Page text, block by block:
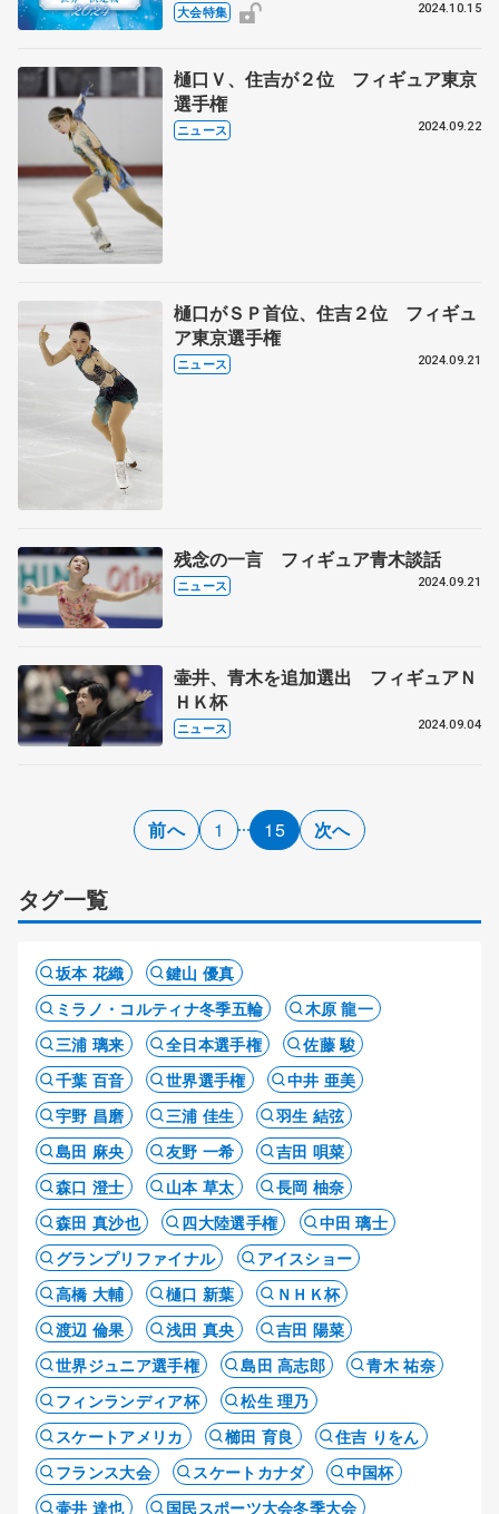
大会特集 2024.10.15
樋口Ｖ、住吉が２位 フィギュア東京
選手権
ニュース 2024.09.22
樋口がＳＰ首位、住吉２位 フィギュ
ア東京選手権
ニュース 2024.09.21
残念の一言 フィギュア青木談話
ニュース 2024.09.21
壷井、青木を追加選出 フィギュアＮ
ＨＫ杯
ニュース 2024.09.04
前へ 1 15 次へ
タグ一覧
坂本 花織
鍵山 優真
ミラノ・コルティナ冬季五輪
木原 龍一
三浦 璃来
全日本選手権
佐藤 駿
千葉 百音
世界選手権
中井 亜美
宇野 昌磨
三浦 佳生
羽生 結弦
島田 麻央
友野 一希
吉田 唄菜
森口 澄士
山本 草太
長岡 柚奈
森田 真沙也
四大陸選手権
中田 璃士
グランプリファイナル
アイスショー
高橋 大輔
樋口 新葉
ＮＨＫ杯
渡辺 倫果
浅田 真央
吉田 陽菜
世界ジュニア選手権
島田 高志郎
青木 祐奈
フィンランディア杯
松生 理乃
スケートアメリカ
櫛田 育良
住吉 りをん
フランス大会
スケートカナダ
中国杯
壷井 達也
国民スポーツ大会冬季大会